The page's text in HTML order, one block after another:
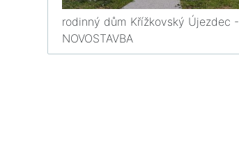
rodinný dům Křížkovský Újezdec -
NOVOSTAVBA